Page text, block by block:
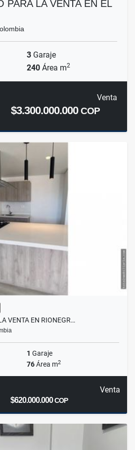
PARA LA VENTA EN EL
3 Garaje
240 Área m2
Venta
$3.300.000.000COP
VENTA EN RIONEGR…
1 Garaje
76Área m2
Venta
$620.000.000COP